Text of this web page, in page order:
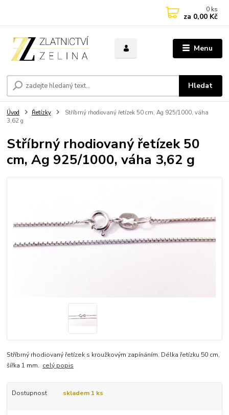
Menu
Hledat
0 ks
za 0,00 Kč
Úvod Řetízky
Stříbrný rhodiovaný řetízek 50 cm, Ag 925/1000, váha
3,62 g
Stříbrný rhodiovaný řetízek 50
cm, Ag 925/1000, váha 3,62 g
Stříbrný rhodiovaný řetízek s kroužkovým zapínáním. Délka řetízku 50 cm,
šířka 1 mm. celý popis
Dostupnost skladem 1 ks